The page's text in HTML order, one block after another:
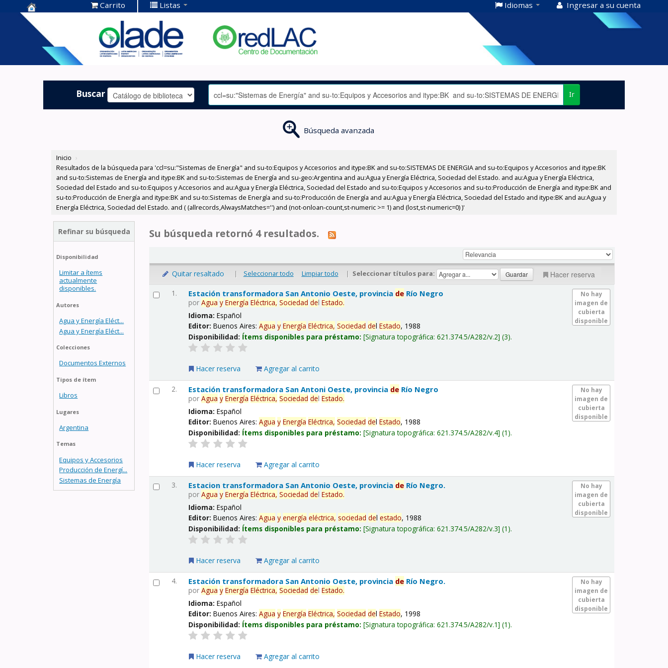
Centro de
Documentación
OLADE -
Carrito Listas Idiomas Ingresar a su cuenta
Buscar Ir
Búsqueda avanzada
Inicio ›
Resultados de la búsqueda para 'ccl=su:"Sistemas de Energía" and su-to:Equipos y Accesorios and itype:BK and su-to:SISTEMAS DE ENERGIA and su-to:Equipos y Accesorios and itype:BK
and su-to:Sistemas de Energía and itype:BK and su-to:Sistemas de Energía and su-geo:Argentina and au:Agua y Energía Eléctrica, Sociedad del Estado. and au:Agua y Energía Eléctrica,
Sociedad del Estado and su-to:Equipos y Accesorios and au:Agua y Energía Eléctrica, Sociedad del Estado and su-to:Equipos y Accesorios and su-to:Producción de Energía and itype:BK and
su-to:Producción de Energía and itype:BK and su-to:Sistemas de Energía and su-to:Producción de Energía and au:Agua y Energía Eléctrica, Sociedad del Estado and itype:BK and au:Agua y
Energía Eléctrica, Sociedad del Estado. and ( (allrecords,AlwaysMatches='') and (not-onloan-count,st-numeric >= 1) and (lost,st-numeric=0) )'
Refinar su búsqueda
Disponibilidad
Limitar a ítems
actualmente
disponibles.
Autores
Agua y Energía Eléct...
Agua y Energía Eléct...
Colecciones
Documentos Externos
Tipos de ítem
Libros
Lugares
Argentina
Temas
Equipos y Accesorios
Producción de Energí...
Sistemas de Energía
Su búsqueda retornó 4 resultados.
Quitar resaltado | Seleccionar todo Limpiar todo | Seleccionar títulos para: Hacer reserva
1.
No hay
imagen de
cubierta
disponible
Estación transformadora San Antonio Oeste, provincia de Río Negro
porAgua y Energía Eléctrica, Sociedad delEstado.
Idioma:Español
Editor:Buenos Aires:Agua y Energía Eléctrica, Sociedad delEstado, 1988
Disponibilidad: Ítems disponibles para préstamo: Signatura topográfica:621.374.5/A282/v.2 (3).
Hacer reserva Agregar al carrito
2.
No hay
imagen de
cubierta
disponible
Estación transformadora San Antoni Oeste, provincia de Río Negro
porAgua y Energía Eléctrica, Sociedad delEstado.
Idioma:Español
Editor:Buenos Aires:Agua y Energía Eléctrica, Sociedad delEstado, 1988
Disponibilidad: Ítems disponibles para préstamo: Signatura topográfica:621.374.5/A282/v.4 (1).
Hacer reserva Agregar al carrito
3.
No hay
imagen de
cubierta
disponible
Estacion transformadora San Antonio Oeste, provincia de Río Negro.
porAgua y Energía Eléctrica, Sociedad delEstado.
Idioma:Español
Editor:Buenos Aires:Agua y energía eléctrica, sociedad delestado, 1988
Disponibilidad: Ítems disponibles para préstamo: Signatura topográfica:621.374.5/A282/v.3 (1).
Hacer reserva Agregar al carrito
4.
No hay
imagen de
cubierta
disponible
Estación transformadora San Antonio Oeste, provincia de Río Negro.
porAgua y Energía Eléctrica, Sociedad delEstado.
Idioma:Español
Editor:Buenos Aires:Agua y Energía Eléctrica, Sociedad delEstado, 1998
Disponibilidad: Ítems disponibles para préstamo: Signatura topográfica:621.374.5/A282/v.1 (1).
Hacer reserva Agregar al carrito